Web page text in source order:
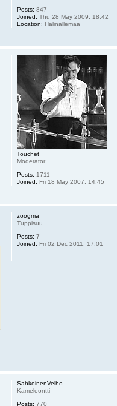
Posts: 847
Joined: Thu 28 May 2009, 18:42
Location: Halinallemaa
Touchet
Moderator
Posts: 1711
Joined: Fri 18 May 2007, 14:45
zoogma
Tuppisuu
Posts: 7
Joined: Fri 02 Dec 2011, 17:01
SahkoinenVelho
Kameleontti
Posts: 770